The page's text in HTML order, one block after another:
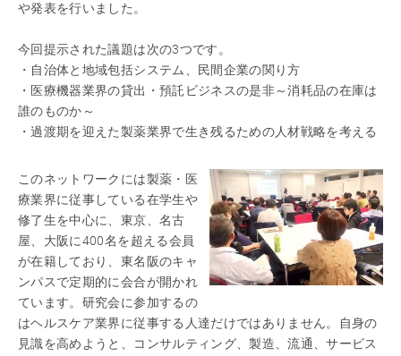
や発表を行いました。
今回提示された議題は次の3つです。
・自治体と地域包括システム、民間企業の関り方
・医療機器業界の貸出・預託ビジネスの是非～消耗品の在庫は
誰のものか～
・過渡期を迎えた製薬業界で生き残るための人材戦略を考える
このネットワークには製薬・医
療業界に従事している在学生や
修了生を中心に、東京、名古
屋、大阪に400名を超える会員
が在籍しており、東名阪のキャ
ンパスで定期的に会合が開かれ
ています。研究会に参加するの
はヘルスケア業界に従事する人達だけではありません。自身の
見識を高めようと、コンサルティング、製造、流通、サービス